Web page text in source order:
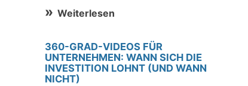
Weiterlesen
360-GRAD-VIDEOS FÜR
UNTERNEHMEN: WANN SICH DIE
INVESTITION LOHNT (UND WANN
NICHT)